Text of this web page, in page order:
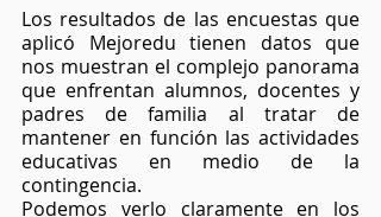
Los resultados de las encuestas que
aplicó Mejoredu tienen datos que
nos muestran el complejo panorama
que enfrentan alumnos, docentes y
padres de familia al tratar de
mantener en función las actividades
educativas en medio de la
contingencia.
Podemos verlo claramente en los